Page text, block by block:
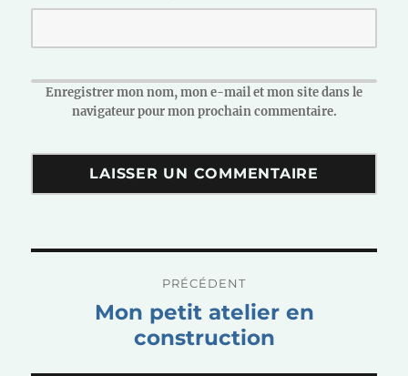
Enregistrer mon nom, mon e-mail et mon site dans le
navigateur pour mon prochain commentaire.
l’article
PRÉCÉDENT
PublicationMon petit atelier en
construction